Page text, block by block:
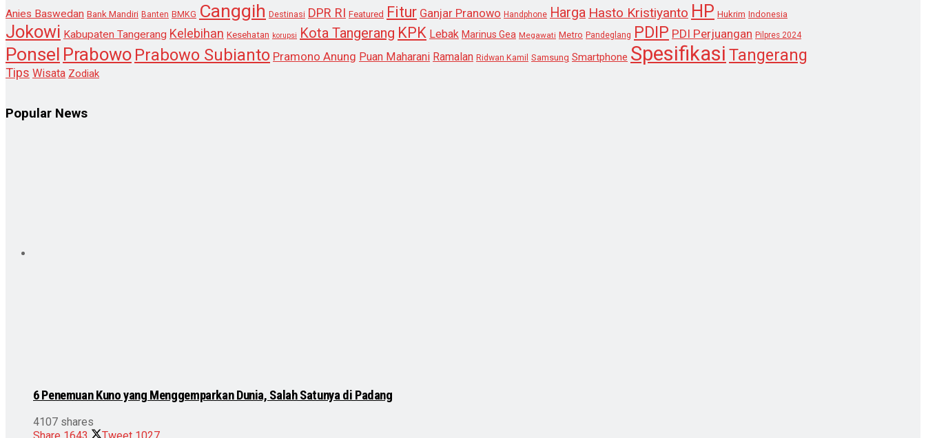
Anies Baswedan Bank Mandiri Banten BMKG Canggih Destinasi DPR RI Featured Fitur Ganjar Pranowo Handphone Harga Hasto Kristiyanto HP Hukrim Indonesia
Jokowi Kabupaten Tangerang Kelebihan Kesehatan korupsi Kota Tangerang KPK Lebak Marinus Gea Megawati Metro Pandeglang PDIP PDI Perjuangan Pilpres 2024
Ponsel Prabowo Prabowo Subianto Pramono Anung Puan Maharani Ramalan Ridwan Kamil Samsung Smartphone Spesifikasi Tangerang
Tips Wisata Zodiak
Popular News
6 Penemuan Kuno yang Menggemparkan Dunia, Salah Satunya di Padang
4107 shares